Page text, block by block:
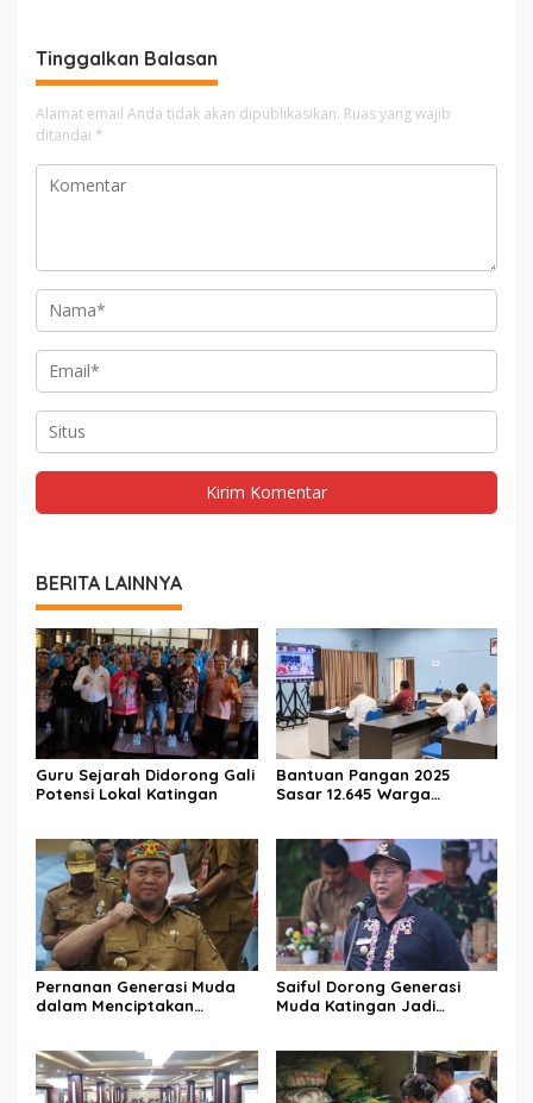
Tinggalkan Balasan
Alamat email Anda tidak akan dipublikasikan. Ruas yang wajib
ditandai *
BERITA LAINNYA
Guru Sejarah Didorong Gali
Potensi Lokal Katingan
Bantuan Pangan 2025
Sasar 12.645 Warga
Pernanan Generasi Muda
dalam Menciptakan
Saiful Dorong Generasi
Muda Katingan Jadi